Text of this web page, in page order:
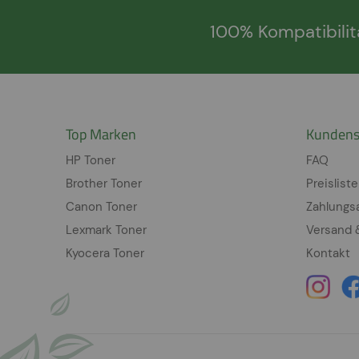
100%
Top Marken
HP Toner
Brother Toner
Canon Toner
Lexmark Toner
Kyocera Toner
FAQ
Versand
Kontakt